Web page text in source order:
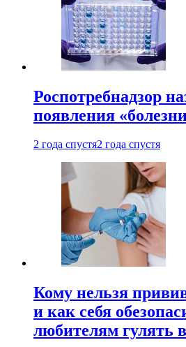
Роспотребнадзор
появления
2 года спустя2 года спустя
Кому нельзя
и как себя
любителям гулять